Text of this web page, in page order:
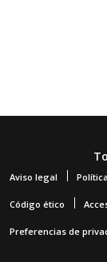
Aviso legal
Código ético
Preferencias de